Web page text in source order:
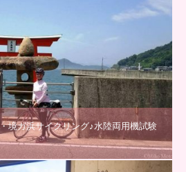
境ガ浜サイクリング♪水陸両用機試験